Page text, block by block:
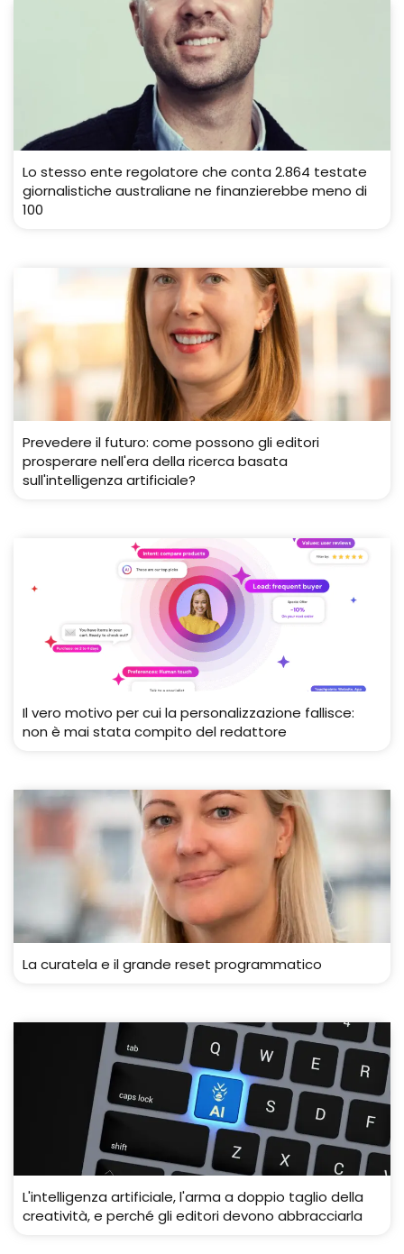
Lo stesso ente regolatore che conta 2.864 testate
giornalistiche australiane ne finanzierebbe meno di
100
Prevedere il futuro: come possono gli editori
prosperare nell'era della ricerca basata
sull'intelligenza artificiale?
Il vero motivo per cui la personalizzazione fallisce:
non è mai stata compito del redattore
La curatela e il grande reset programmatico
L'intelligenza artificiale, l'arma a doppio taglio della
creatività, e perché gli editori devono abbracciarla